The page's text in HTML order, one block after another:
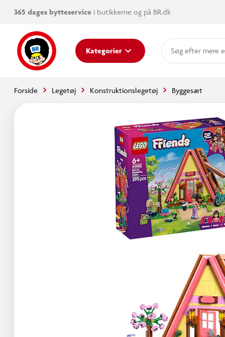
365 dages bytteservice i butikkerne og på BR.dk
Kategorier mere
Forside Legetøj Konstruktionslegetøj Byggesæt